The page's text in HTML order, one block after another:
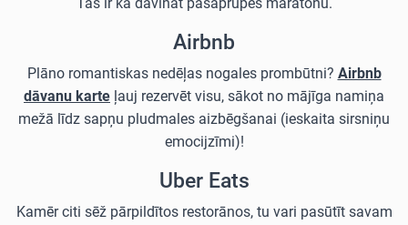
Airbnb
Plāno romantiskas nedēļas nogales prombūtni? Airbnb
dāvanu karte ļauj rezervēt visu, sākot no mājīga namiņa
mežā līdz sapņu pludmales aizbēgšanai (ieskaita sirsniņu
emocijzīmi)!
Uber Eats
Kamēr citi sēž pārpildītos restorānos, tu vari pasūtīt savam